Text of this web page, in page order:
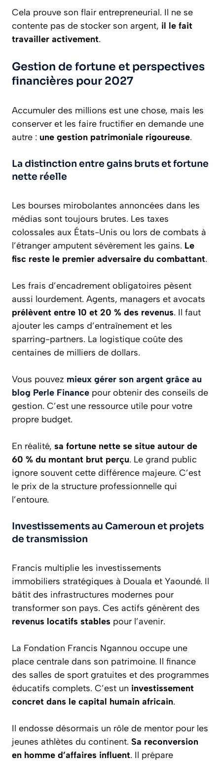
Cela prouve son flair entrepreneurial. Il ne se
contente pas de stocker son argent, il le fait
travailler activement.
Gestion de fortune et perspectives
financières pour 2027
Accumuler des millions est une chose, mais les
conserver et les faire fructifier en demande une
autre : une gestion patrimoniale rigoureuse.
La distinction entre gains bruts et fortune
nette réelle
Les bourses mirobolantes annoncées dans les
médias sont toujours brutes. Les taxes
colossales aux États-Unis ou lors de combats à
l’étranger amputent sévèrement les gains. Le
fisc reste le premier adversaire du combattant.
Les frais d’encadrement obligatoires pèsent
aussi lourdement. Agents, managers et avocats
prélèvent entre 10 et 20 % des revenus. Il faut
ajouter les camps d’entraînement et les
sparring-partners. La logistique coûte des
centaines de milliers de dollars.
Vous pouvez mieux gérer son argent grâce au
blog Perle Finance pour obtenir des conseils de
gestion. C’est une ressource utile pour votre
propre budget.
En réalité, sa fortune nette se situe autour de
60 % du montant brut perçu. Le grand public
ignore souvent cette différence majeure. C’est
le prix de la structure professionnelle qui
l’entoure.
Investissements au Cameroun et projets
de transmission
Francis multiplie les investissements
immobiliers stratégiques à Douala et Yaoundé. Il
bâtit des infrastructures modernes pour
transformer son pays. Ces actifs génèrent des
revenus locatifs stables pour l’avenir.
La Fondation Francis Ngannou occupe une
place centrale dans son patrimoine. Il finance
des salles de sport gratuites et des programmes
éducatifs complets. C’est un investissement
concret dans le capital humain africain.
Il endosse désormais un rôle de mentor pour les
jeunes athlètes du continent. Sa reconversion
en homme d’affaires influent. Il prépare